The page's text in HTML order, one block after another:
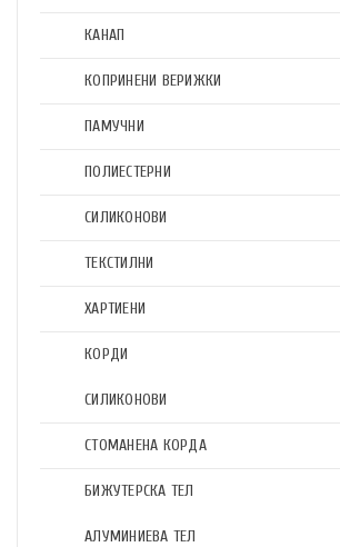
КАНАП
КОПРИНЕНИ ВЕРИЖКИ
ПАМУЧНИ
ПОЛИЕСТЕРНИ
СИЛИКОНОВИ
ТЕКСТИЛНИ
ХАРТИЕНИ
КОРДИ
СИЛИКОНОВИ
СТОМАНЕНА КОРДА
БИЖУТЕРСКА ТЕЛ
АЛУМИНИЕВА ТЕЛ